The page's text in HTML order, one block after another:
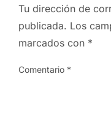
Tu dirección de
publicada. Los
marcados con *
Comentario *